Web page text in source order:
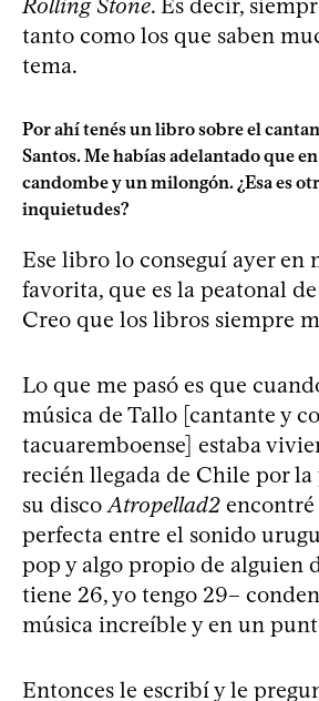
tanto como los que saben
tema.
Por ahí tenés un libro sobre el
Santos. Me habías adelantado que en
candombe y un milongón. ¿Esa es
inquietudes?
Ese libro lo conseguí ayer en
favorita, que es la peatonal
Creo que los libros siempre
Lo que me pasó es que
música de Tallo [cantante y
tacuaremboense] estaba
recién llegada de Chile por la
su disco Atropellad2
perfecta entre el sonido
pop y algo propio de alguien
tiene 26, yo tengo 29–
música increíble y en un
Entonces le escribí y le